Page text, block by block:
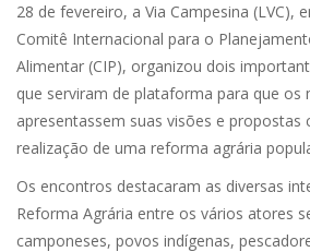
28 de fevereiro, a Via Campesina (LVC),
Comitê Internacional para o
Alimentar (CIP), organizou dois
que serviram de plataforma para que os
apresentassem suas visões e propostas
realização de uma reforma agrária
Os encontros destacaram as diversas
Reforma Agrária entre os vários atores
camponeses, povos indígenas,